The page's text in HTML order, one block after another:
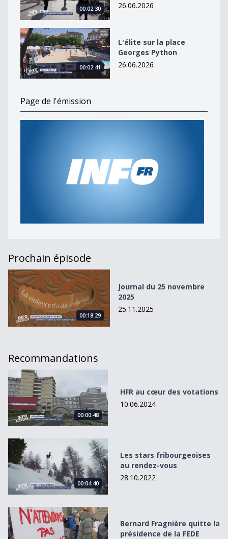
00:02:30
26.06.2026
L&#039;élite sur la place Georges Python
00:02:41
L'élite sur la place
Georges Python
26.06.2026
Page de l'émission
Prochain épisode
Journal du 25 novembre 2025
00:18:29
Journal du 25 novembre
2025
25.11.2025
Recommandations
HFR au cœur des votations
00:00:48
HFR au cœur des votations
10.06.2024
Les stars fribourgeoises au rendez-vous
00:04:40
Les stars fribourgeoises
au rendez-vous
28.10.2022
Bernard Fragnière quitte la présidence de la FEDE
Bernard Fragnière quitte la
présidence de la FEDE